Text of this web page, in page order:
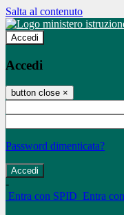
Salta al contenuto
Accedi
Accedi
button close ×
Password dimenticata?
-
Entra con SPID Entra